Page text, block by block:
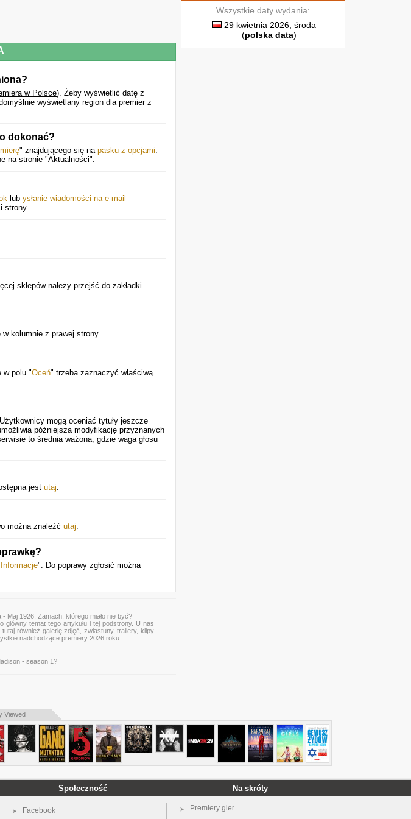
w Polsce). Żeby wyświetlić datę z
wyświetlany region dla premier z
dokonać?
" znajdującego się na pasku z opcjami.
na stronie "Aktualności".
lub ysłanie wiadomości na e-mail
strony.
sklepów należy przejść do zakładki
kolumnie z prawej strony.
w polu "Oceń" trzeba zaznaczyć właściwą
mogą oceniać tytuły jeszcze
późniejszą modyfikację przyznanych
to średnia ważona, gdzie waga głosu
jest utaj.
można znaleźć utaj.
Informacje". Do poprawy zgłosić można
Maj 1926. Zamach, którego miało nie być?
główny temat tego artykułu i tej podstrony. U nas
również galerię zdjęć, zwiastuny, trailery, klipy
nadchodzące premiery 2026 roku.
- season 1?
Wszystkie daty wydania:
29 kwietnia 2026, środa
(polska data)
Viewed
Społeczność
Facebook
Na skróty
Premiery gier